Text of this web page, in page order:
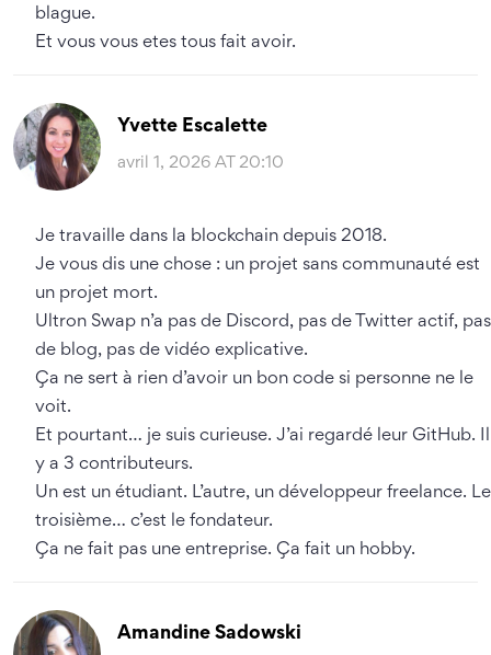
blague.
Et vous vous etes tous fait avoir.
Yvette Escalette
avril 1, 2026 AT 20:10
Je travaille dans la blockchain depuis 2018.
Je vous dis une chose : un projet sans communauté est
un projet mort.
Ultron Swap n’a pas de Discord, pas de Twitter actif, pas
de blog, pas de vidéo explicative.
Ça ne sert à rien d’avoir un bon code si personne ne le
voit.
Et pourtant… je suis curieuse. J’ai regardé leur GitHub. Il
y a 3 contributeurs.
Un est un étudiant. L’autre, un développeur freelance. Le
troisième… c’est le fondateur.
Ça ne fait pas une entreprise. Ça fait un hobby.
Amandine Sadowski